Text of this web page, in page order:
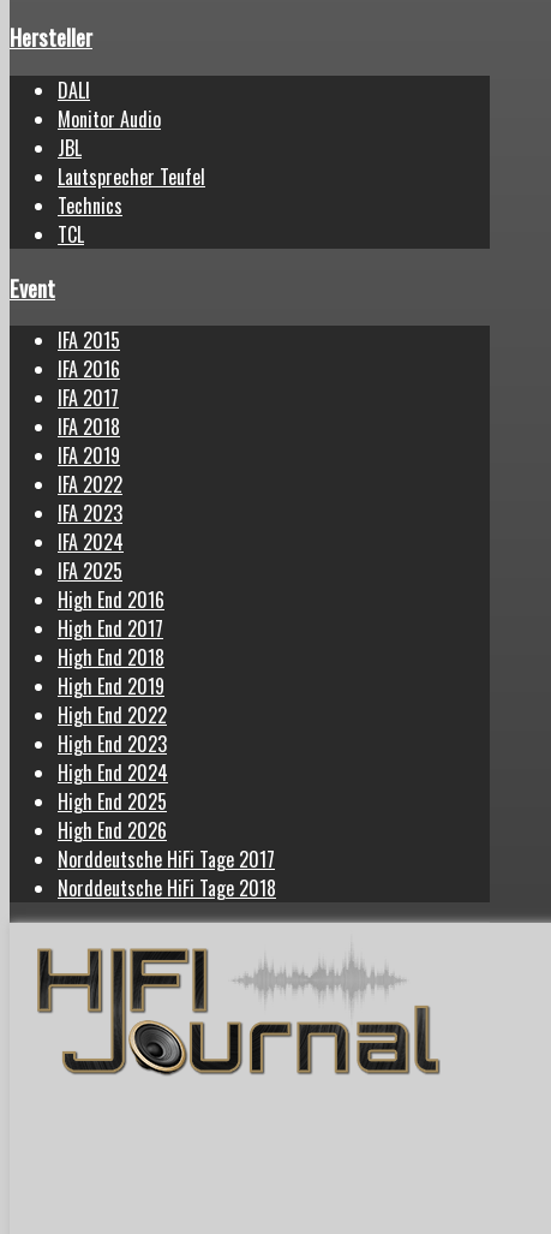
Hersteller
DALI
Monitor Audio
JBL
Lautsprecher Teufel
Technics
TCL
Event
IFA 2015
IFA 2016
IFA 2017
IFA 2018
IFA 2019
IFA 2022
IFA 2023
IFA 2024
IFA 2025
High End 2016
High End 2017
High End 2018
High End 2019
High End 2022
High End 2023
High End 2024
High End 2025
High End 2026
Norddeutsche HiFi Tage 2017
Norddeutsche HiFi Tage 2018